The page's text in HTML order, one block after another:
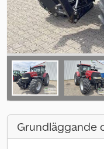
Grundläggande